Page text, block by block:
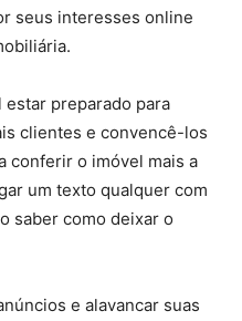
seus interesses online
preparado para
clientes e convencê-los
conferir o imóvel mais a
um texto qualquer com
saber como deixar o
e alavancar suas